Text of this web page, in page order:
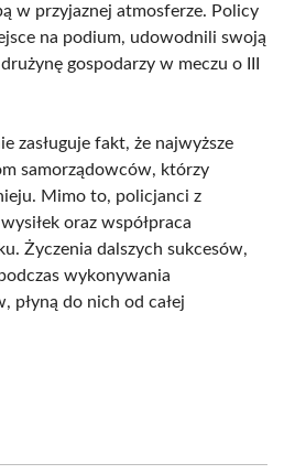
w przyjaznej atmosferze. Policy
na podium, udowodnili swoją
gospodarzy w meczu o III
zasługuje fakt, że najwyższe
samorządowców, którzy
Mimo to, policjanci z
oraz współpraca
Życzenia dalszych sukcesów,
wykonywania
płyną do nich od całej